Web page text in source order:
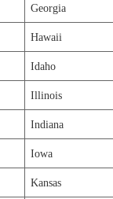
Georgia
Hawaii
Idaho
Illinois
Indiana
Iowa
Kansas